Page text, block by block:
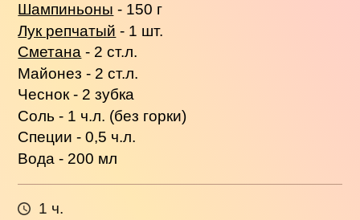
Шампиньоны - 150 г
Лук репчатый - 1 шт.
Сметана - 2 ст.л.
Майонез - 2 ст.л.
Чеснок - 2 зубка
Соль - 1 ч.л. (без горки)
Специи - 0,5 ч.л.
Вода - 200 мл
1 ч.